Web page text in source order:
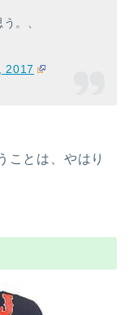
。、
2017
ことは、やはり